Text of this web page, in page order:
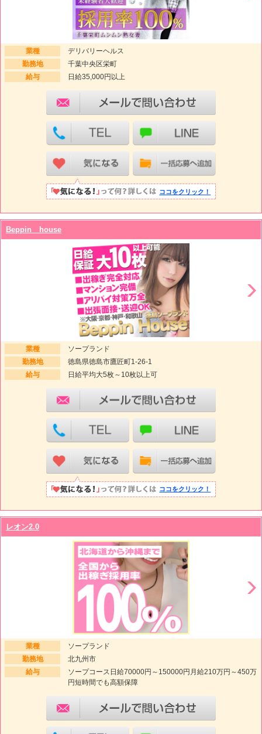
業種
デリバリーヘルス
勤務地
千葉中央区栄町
給与
日給35,000円以上
ココをクリック！
Beppin house
業種
ソープランド
勤務地
徳島県徳島市鷹匠町1-26-1
給与
日給平均大5枚～10枚以上可
ココをクリック！
レオン2.0
業種
ソープランド
勤務地
北九州市
給与
ソープコース日給70000円～150000円月給210万円～450万
円短時間でも高額保障